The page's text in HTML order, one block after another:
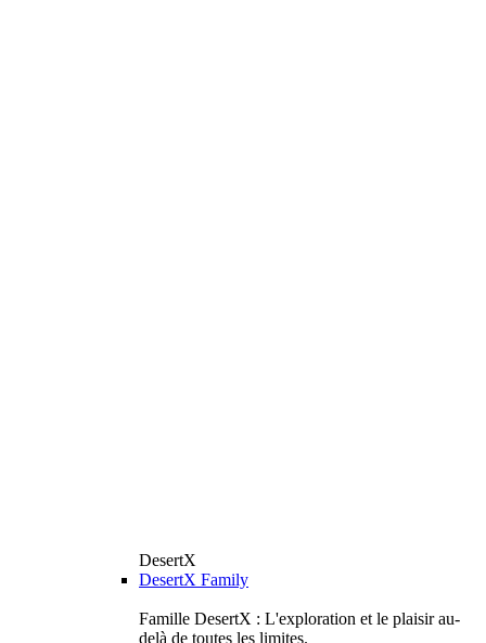
DesertX
DesertX Family
Famille DesertX : L'exploration et le plaisir au-
delà de toutes les limites.